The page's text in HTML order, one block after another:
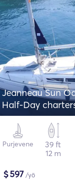
Jeanneau Sun
Half-Day
Purjevene
39 ft
12 m
$597 /yö